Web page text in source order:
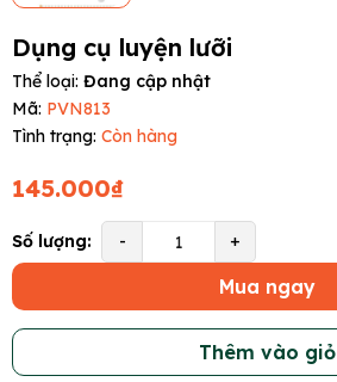
Dụng cụ luyện lưỡi
Thể loại: Đang cập nhật
Mã: PVN813
Tình trạng: Còn hàng
145.000₫
Số lượng: - +
Mua ngay
Thêm vào giỏ